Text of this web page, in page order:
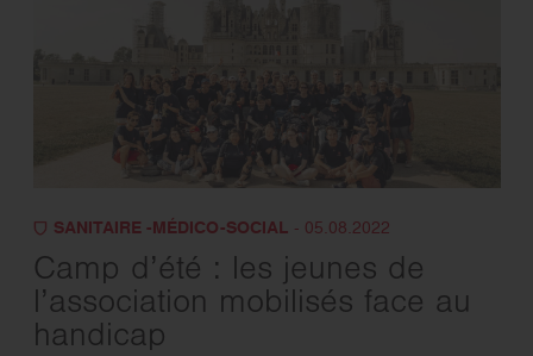
SANITAIRE -MÉDICO-SOCIAL - 05.08.2022
Camp d’été : les jeunes de
l’association mobilisés face au
handicap